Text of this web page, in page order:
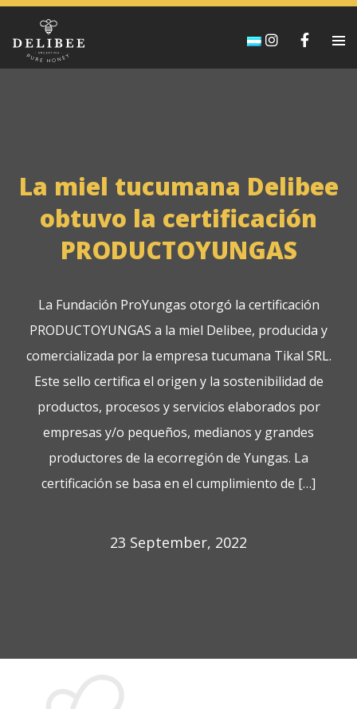
La miel tucumana Delibee
obtuvo la certificación
PRODUCTOYUNGAS
La Fundación ProYungas otorgó la certificación
PRODUCTOYUNGAS a la miel Delibee, producida y
comercializada por la empresa tucumana Tikal SRL.
Este sello certifica el origen y la sostenibilidad de
productos, procesos y servicios elaborados por
empresas y/o pequeños, medianos y grandes
productores de la ecorregión de Yungas. La
certificación se basa en el cumplimiento de […]
23 September, 2022